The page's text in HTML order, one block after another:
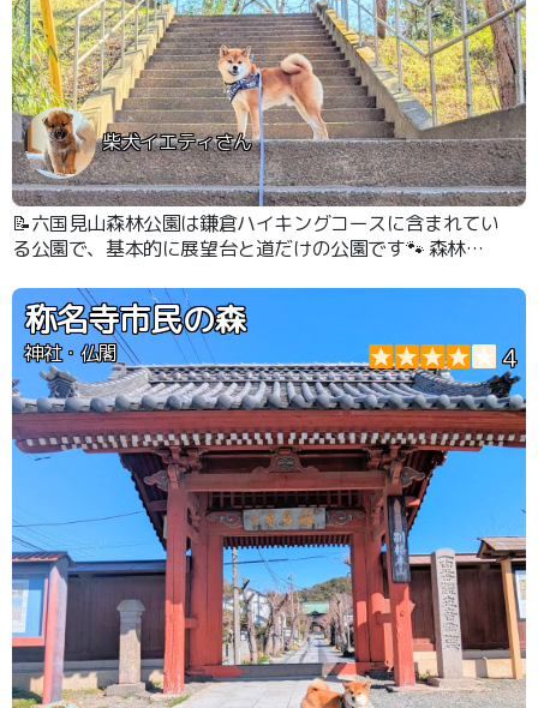
柴犬イエティさん
📝六国見山森林公園は鎌倉ハイキングコースに含まれてい
る公園で、基本的に展望台と道だけの公園です🐾 森林の
はとても気持ちが良かったです☺️🐶👍
称名寺市民の森
神社・仏閣 4